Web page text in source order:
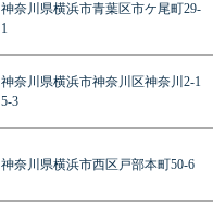
神奈川県横浜市青葉区市ケ尾町29-
1
神奈川県横浜市神奈川区神奈川2-1
5-3
神奈川県横浜市西区戸部本町50-6